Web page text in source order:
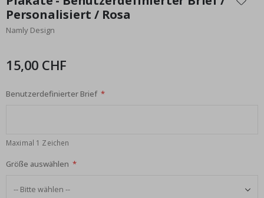
der
Bildgalerie
springen
Personalisiert / Rosa
Namly Design
15,00 CHF
Benutzerdefinierter Brief
Maximal 1 Zeichen
Größe auswählen